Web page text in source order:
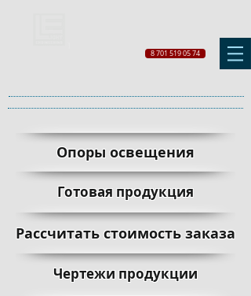
8 701 519 05 74
Опоры освещения
Готовая продукция
Рассчитать стоимость заказа
Чертежи продукции